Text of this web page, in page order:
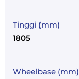
Tinggi (mm)
1805
Wheelbase (mm)